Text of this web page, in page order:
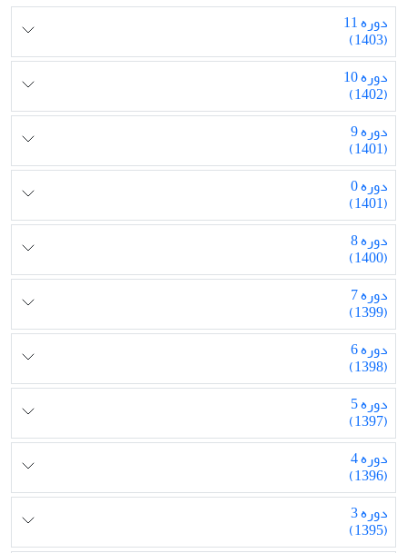
دوره 11
(1403)
دوره 10
(1402)
دوره 9
(1401)
دوره 0
(1401)
دوره 8
(1400)
دوره 7
(1399)
دوره 6
(1398)
دوره 5
(1397)
دوره 4
(1396)
دوره 3
(1395)